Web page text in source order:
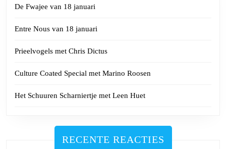
De Fwajee van 18 januari
Entre Nous van 18 januari
Prieelvogels met Chris Dictus
Culture Coated Special met Marino Roosen
Het Schuuren Scharniertje met Leen Huet
RECENTE REACTIES